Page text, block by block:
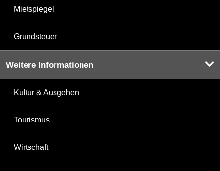
Mietspiegel
Grundsteuer
Weitere Informationen
Kultur & Ausgehen
Tourismus
Wirtschaft